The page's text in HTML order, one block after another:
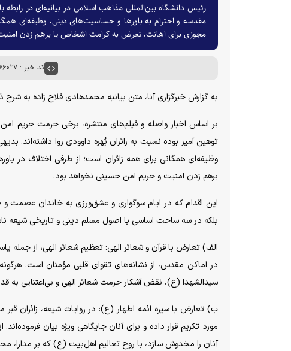
رئیس دانشگاه بین‌المللی مذاهب اسلامی در بیانیه‌ای در
مقدسه و احترام به باورها و حساسیت‌های دینی، وظیفه‌ای
مجوزی برای اهانت، تعرض به کرامت اشخاص یا برهم زدن
کد خبر : ۱۰۶۶۰۲۷
به گزارش خبرگزاری آنا، متن بیانیه محمدهادی فلاح زاده به
بر اساس اخبار واصله و فیلم‌های منتشره، برخی حرمت حریم
توهین آمیز بوده نسبت به زائران بُهره داوودی روا داشته‌اند.
وظیفه‌ای همگانی برای همه زائران است؛ از طرفی اختلاف در
برهم زدن امنیت و حریم امن حسینی نخواهد بود.
این اقدام که در ایام سوگواری و عشق‌ورزی به خاندان عصمت
بلکه در سه ساحت اساسی با اصول مسلم دینی و تاریخی شیعه
الف) تعارض با قرآن و شعائر الهی: تعظیم شعائر الهی، از
در اماکن مقدس، از نشانه‌های تقوای قلبی مؤمنان است.
سیدالشهدا (ع)، نقض آشکار حرمت شعائر الهی و بی‌اعتنایی به
ب) تعارض با سیره ائمه اطهار (ع): در روایات شیعه، زائران
مورد تکریم قرار داده و برای آنان جایگاهی ویژه بیان
آنان را مخدوش سازد، با روح تعالیم اهل‌بیت (ع) که بر مدارا،